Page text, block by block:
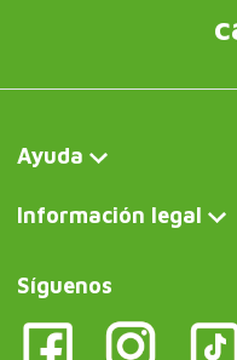
Ayuda
Información legal
Síguenos